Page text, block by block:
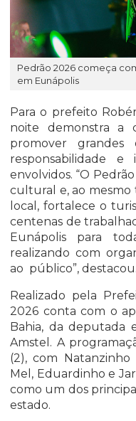
Pedrão 2026 começa
em Eunápolis
Para o prefeito
noite demonstra a
promover grandes
responsabilidade
envolvidos. “O
cultural e, ao mesmo
local, fortalece o
centenas de
Eunápolis para
realizando com
ao público”, destacou.
Realizado pela
2026 conta com o
Bahia, da deputada
Amstel. A
(2), com Natanzinho
Mel, Eduardinho e
como um dos
estado.